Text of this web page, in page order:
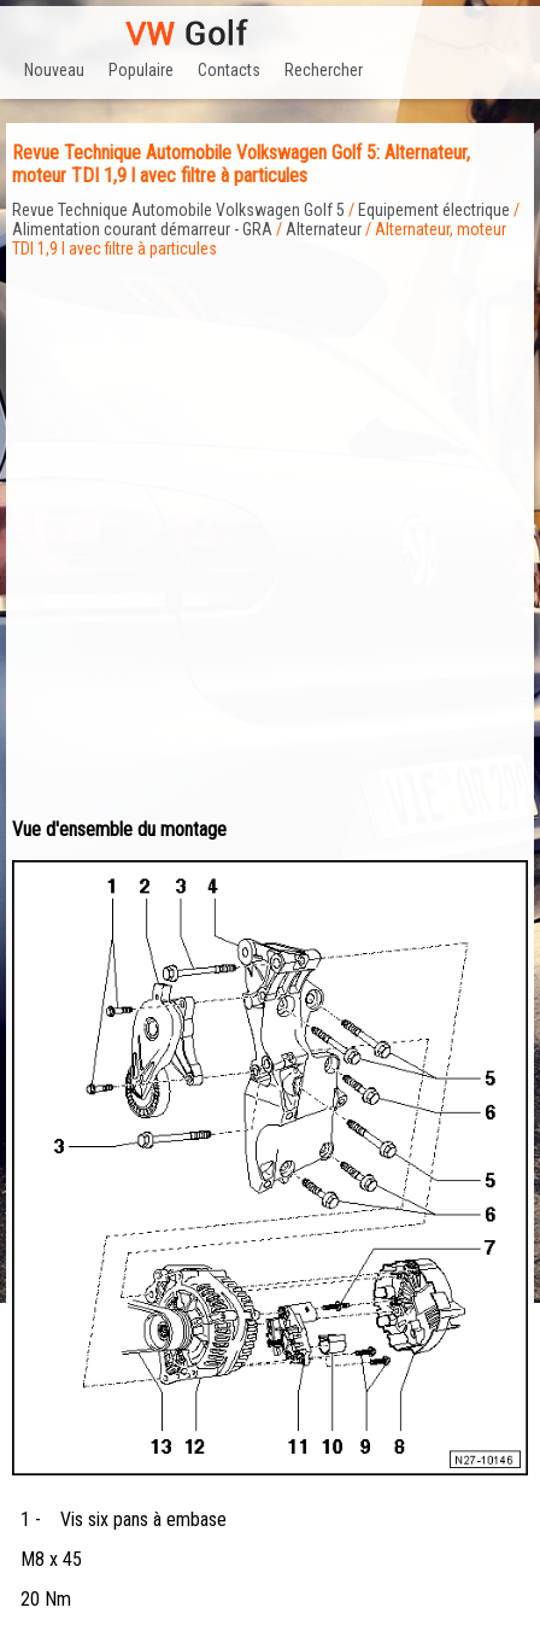
Nouveau Populaire Contacts Rechercher
Revue Technique Automobile Volkswagen Golf 5: Alternateur,
moteur TDI 1,9 l avec filtre à particules
Revue Technique Automobile Volkswagen Golf 5 / Equipement électrique /
Alimentation courant démarreur - GRA/Alternateur/ Alternateur, moteur
TDI 1,9 l avec filtre à particules
Vue d'ensemble du montage
1 -
Vis six pans à embase
M8 x 45
20 Nm